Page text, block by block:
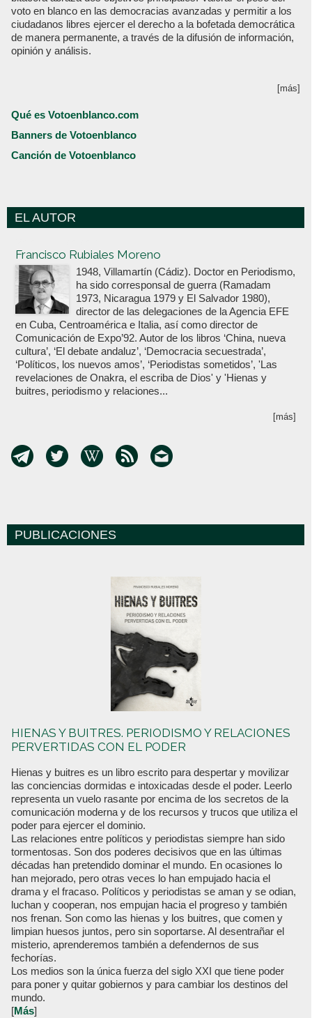
voto en blanco en las democracias avanzadas y permitir a los
ciudadanos libres ejercer el derecho a la bofetada democrática
de manera permanente, a través de la difusión de información,
opinión y análisis.
[más]
Qué es Votoenblanco.com
Banners de Votoenblanco
Canción de Votoenblanco
EL AUTOR
Francisco Rubiales Moreno
1948, Villamartín (Cádiz). Doctor en Periodismo,
ha sido corresponsal de guerra (Ramadam
1973, Nicaragua 1979 y El Salvador 1980),
director de las delegaciones de la Agencia EFE
en Cuba, Centroamérica e Italia, así como director de
Comunicación de Expo’92. Autor de los libros ‘China, nueva
cultura’, ‘El debate andaluz’, ‘Democracia secuestrada’,
‘Políticos, los nuevos amos’, ‘Periodistas sometidos’, 'Las
revelaciones de Onakra, el escriba de Dios' y 'Hienas y
buitres, periodismo y relaciones...
[más]
PUBLICACIONES
HIENAS Y BUITRES. PERIODISMO Y RELACIONES
PERVERTIDAS CON EL PODER
Hienas y buitres es un libro escrito para despertar y movilizar
las conciencias dormidas e intoxicadas desde el poder. Leerlo
representa un vuelo rasante por encima de los secretos de la
comunicación moderna y de los recursos y trucos que utiliza el
poder para ejercer el dominio.
Las relaciones entre políticos y periodistas siempre han sido
tormentosas. Son dos poderes decisivos que en las últimas
décadas han pretendido dominar el mundo. En ocasiones lo
han mejorado, pero otras veces lo han empujado hacia el
drama y el fracaso. Políticos y periodistas se aman y se odian,
luchan y cooperan, nos empujan hacia el progreso y también
nos frenan. Son como las hienas y los buitres, que comen y
limpian huesos juntos, pero sin soportarse. Al desentrañar el
misterio, aprenderemos también a defendernos de sus
fechorías.
Los medios son la única fuerza del siglo XXI que tiene poder
para poner y quitar gobiernos y para cambiar los destinos del
mundo.
[Más]